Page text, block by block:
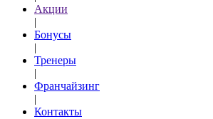
Акции
|
Бонусы
|
Тренеры
|
Франчайзинг
|
Контакты